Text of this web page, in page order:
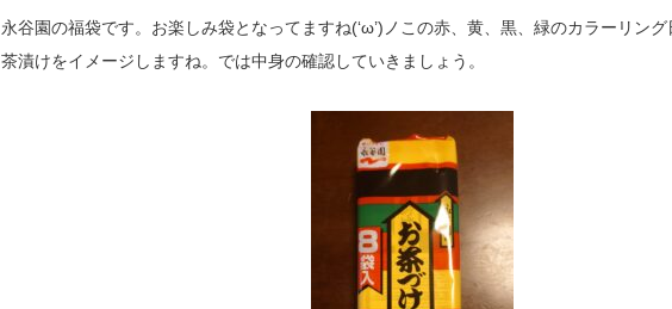
永谷園の福袋です。お楽しみ袋となってますね(‘ω’)ノこの赤、黄、黒、緑のカラーリン
茶漬けをイメージしますね。では中身の確認していきましょう。